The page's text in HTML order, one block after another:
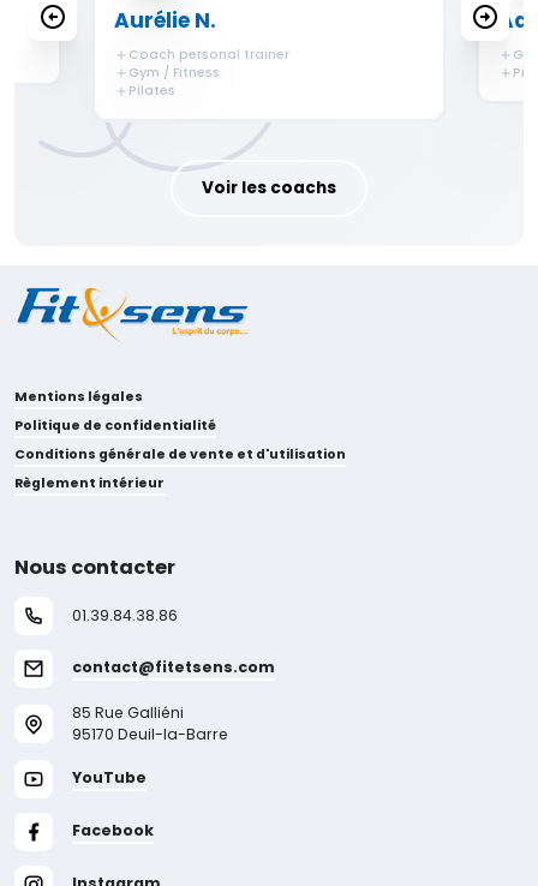
Aurélie N.
Coach personal trainer
Gym / Fitness
Pilates
Voir les coachs
Mentions légales
Politique de confidentialité
Conditions générale de vente et d'utilisation
Règlement intérieur
Nous contacter
01.39.84.38.86
contact@fitetsens.com
85 Rue Galliéni
95170 Deuil-la-Barre
YouTube
Facebook